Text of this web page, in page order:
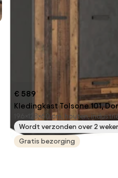
€ 589
Kledingkast Tolsone 101,
Matera grijs,
Kledingkast deuren: Met
196×128×60 cm, houten,
Wordt verzonden over 2
Gratis bezorging